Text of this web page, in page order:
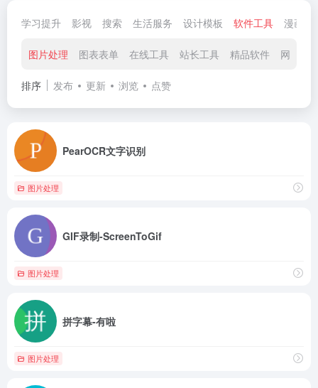
学习提升 影视 搜索 生活服务 设计模板 软件工具 漫画小
图片处理 图表表单 在线工具 站长工具 精品软件 网盘工
排序 发布 更新 浏览 点赞
PearOCR文字识别
图片处理
GIF录制-ScreenToGif
图片处理
拼字幕-有啦
图片处理